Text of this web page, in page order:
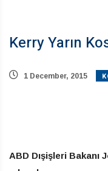
Kerry Yarın
1 December, 2015
ABD Dışişleri Bakanı